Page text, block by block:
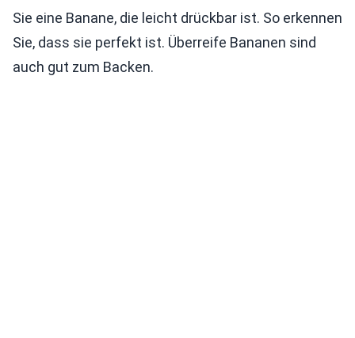
Sie eine Banane, die leicht drückbar ist. So erkennen
Sie, dass sie perfekt ist. Überreife Bananen sind
auch gut zum Backen.